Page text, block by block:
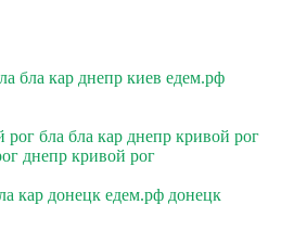
бла кар днепр киев едем.рф
рог бла бла кар днепр кривой рог
днепр кривой рог
кар донецк едем.рф донецк